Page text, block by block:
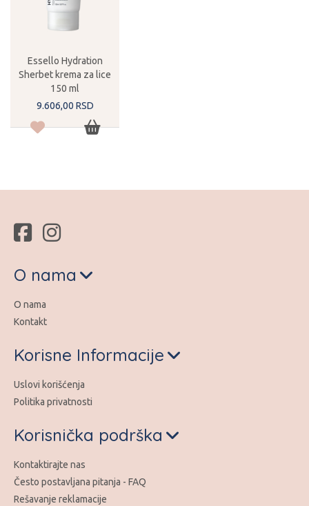
Essello Hydration
Sherbet krema za lice
150 ml
9.606,00 RSD
O nama
O nama
Kontakt
Korisne Informacije
Uslovi korišćenja
Politika privatnosti
Korisnička podrška
Kontaktirajte nas
Često postavljana pitanja - FAQ
Rešavanje reklamacije